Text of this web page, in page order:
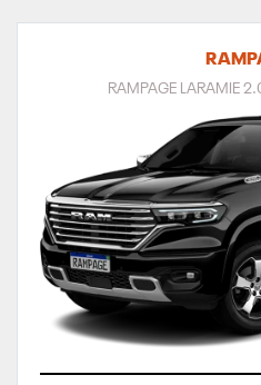
RAMPAGE LARAMIE